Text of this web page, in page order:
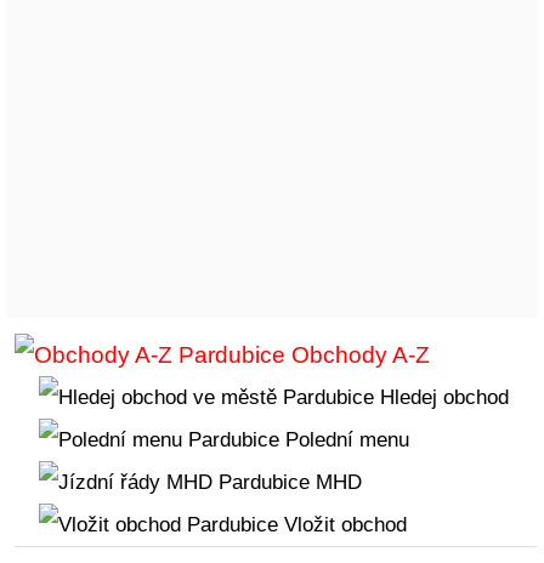
Obchody A-Z
Hledej obchod
Polední menu
MHD
Vložit obchod